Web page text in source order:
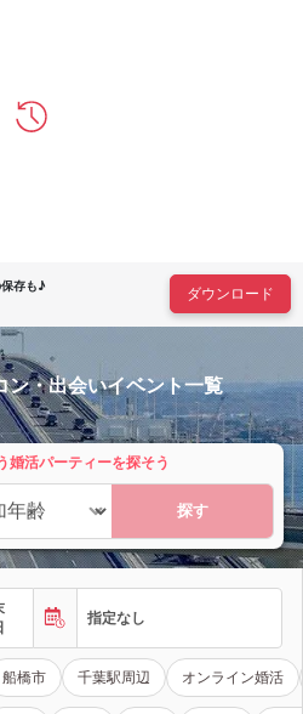
存も♪
ダウンロード
・出会いイベント一覧
婚活パーティーを探そう
探す
指定なし
船橋市 千葉駅周辺 オンライン婚活